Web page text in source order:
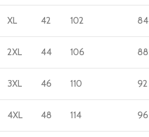
XL 42 102 84
2XL 44 106 88
3XL 46 110 92
4XL 48 114 96